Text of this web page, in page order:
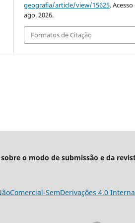
geografia/article/view/15625.
ago. 2026.
Formatos de Citação
o modo de submissão e da
SemDerivações 4.0